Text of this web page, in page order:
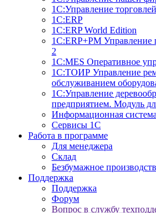
1С:Управление
1С:ERP
1С:ERP World Edition
1С:ERP+PM Управление
2
1С:MES Оперативное
1С:ТОИР Управление
обслуживанием
1С:Управление
предприятием. Модуль
Информационная
Сервисы 1С
Работа в программе
Для менеджера
Склад
Безбумажное
Поддержка
Поддержка
Форум
Вопрос в службу